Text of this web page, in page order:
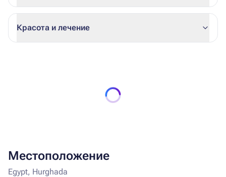
производства. Вино в концепцию не входит.
Бутилированную воду в номера не поставляют. Все
напитки сервируют в стаканах или чашках по одному
на заказ. Импортные напитки, премиальные напитки
carte концепции не предусмотрено. Отель может
изменить время работы, место подачи и концепцию
Красота и лечение
Местоположение
Egypt, Hurghada